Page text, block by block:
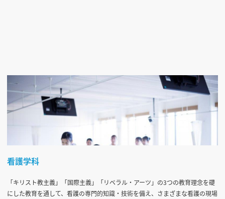
看護学科
「キリスト教主義」「国際主義」「リベラル・アーツ」の3つの教育理念を礎
にした教育を通して、看護の専門的知識・技術を備え、さまざまな看護の現場